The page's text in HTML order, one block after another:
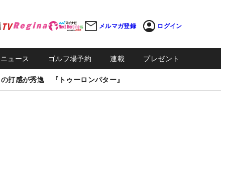
メルマガ登録 ログイン
ュース ゴルフ場予約 連載 プレゼント
打感が秀逸 『トゥーロンパター』